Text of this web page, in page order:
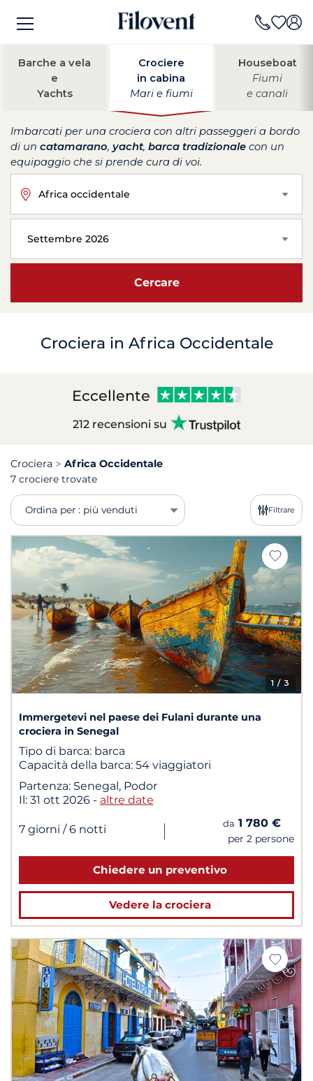
Barche a vela
e
Yachts
Crociere
in cabina
Mari e fiumi
Houseboat
Fiumi
e canali
Imbarcati per una crociera con altri passeggeri a bordo
di un catamarano, yacht, barca tradizionale con un
equipaggio che si prende cura di voi.
Africa occidentale
Settembre 2026
Cercare
Crociera in Africa Occidentale
Eccellente
212 recensioni su
Crociera
Africa Occidentale
7 crociere trovate
Ordina per : più venduti Filtrare
1 / 3
Immergetevi nel paese dei Fulani durante una
crociera in Senegal
Tipo di barca: barca
Capacità della barca: 54 viaggiatori
Partenza: Senegal, Podor
Il: 31 ott 2026 - altre date
7 giorni / 6 notti | da 1 780 €
per 2 persone
Chiedere un preventivo
Vedere la crociera